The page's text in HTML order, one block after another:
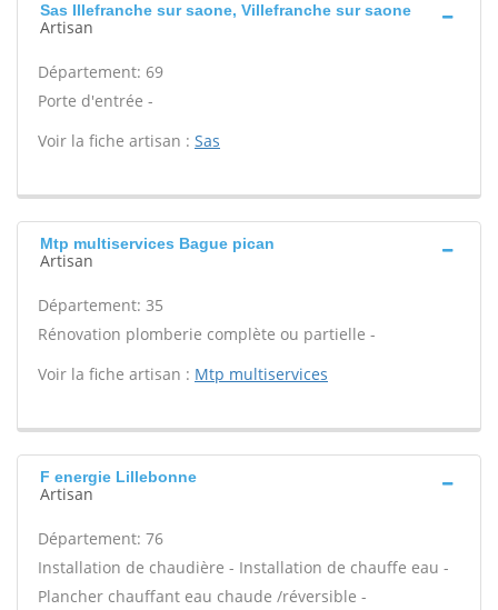
Sas Illefranche sur saone, Villefranche sur saone
Artisan
Département: 69
Porte d'entrée -
Voir la fiche artisan : Sas
Mtp multiservices Bague pican
Artisan
Département: 35
Rénovation plomberie complète ou partielle -
Voir la fiche artisan : Mtp multiservices
F energie Lillebonne
Artisan
Département: 76
Installation de chaudière - Installation de chauffe eau -
Plancher chauffant eau chaude /réversible -